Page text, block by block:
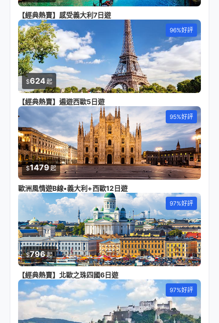
【經典熱賣】感受義大利7日遊
96%好評
$624起
【經典熱賣】遍遊西歐5日遊
95%好評
$1479起
歐洲風情遊B線•義大利+西歐12日遊
97%好評
$796起
【經典熱賣】北歐之珠四國6日遊
97%好評